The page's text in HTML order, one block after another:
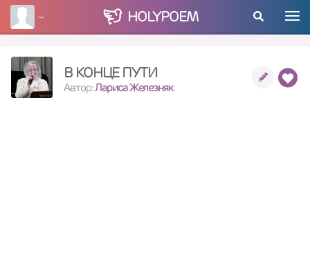
HOLYPOEM
В КОНЦЕ ПУТИ
Автор:Лариса Железняк